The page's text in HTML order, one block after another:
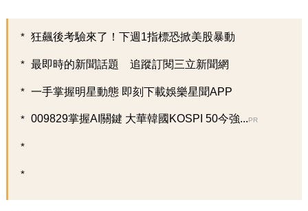
狂飆後考驗來了！下週1指標恐掀美股暴動
最即時的新聞話題 追蹤訂閱三立新聞網
一手掌握明星動態 即刻下載娛樂星聞APP
009829掌握AI關鍵 大華韓國KOSPI 50今強...PR